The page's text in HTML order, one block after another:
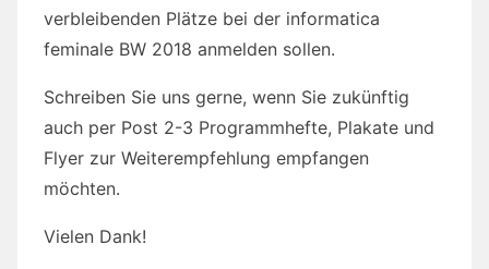
verbleibenden Plätze bei der informatica
feminale BW 2018 anmelden sollen.
Schreiben Sie uns gerne, wenn Sie zukünftig
auch per Post 2-3 Programmhefte, Plakate und
Flyer zur Weiterempfehlung empfangen
möchten.
Vielen Dank!